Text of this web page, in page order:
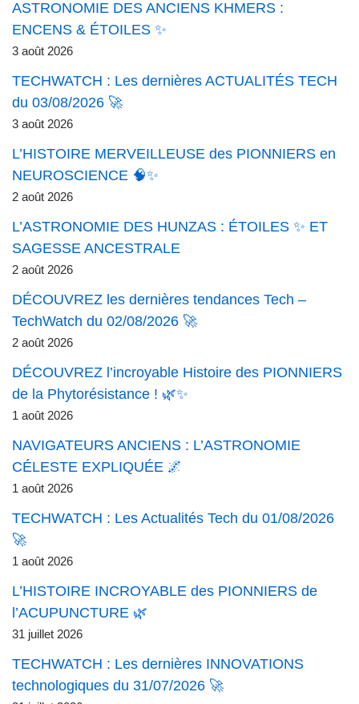
ASTRONOMIE DES ANCIENS KHMERS :
ENCENS & ÉTOILES ✨
3 août 2026
TECHWATCH : Les dernières ACTUALITÉS TECH
du 03/08/2026 🚀
3 août 2026
L’HISTOIRE MERVEILLEUSE des PIONNIERS en
NEUROSCIENCE 🧠✨
2 août 2026
L’ASTRONOMIE DES HUNZAS : ÉTOILES ✨ ET
SAGESSE ANCESTRALE
2 août 2026
DÉCOUVREZ les dernières tendances Tech –
TechWatch du 02/08/2026 🚀
2 août 2026
DÉCOUVREZ l’incroyable Histoire des PIONNIERS
de la Phytorésistance ! 🌿✨
1 août 2026
NAVIGATEURS ANCIENS : L’ASTRONOMIE
CÉLESTE EXPLIQUÉE 🌌
1 août 2026
TECHWATCH : Les Actualités Tech du 01/08/2026
🚀
1 août 2026
L’HISTOIRE INCROYABLE des PIONNIERS de
l’ACUPUNCTURE 🌿
31 juillet 2026
TECHWATCH : Les dernières INNOVATIONS
technologiques du 31/07/2026 🚀